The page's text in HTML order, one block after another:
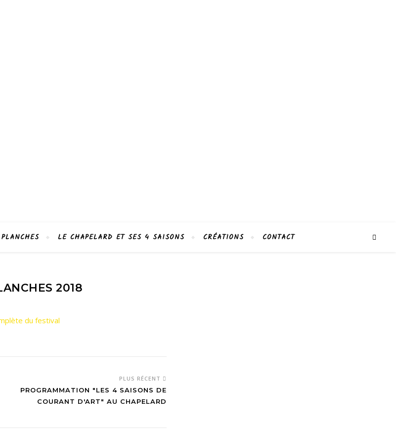
LE CHAPELARD ET SES 4 SAISONS CRÉATIONS CONTACT
2018
du festival
PLUS RÉCENT
PROGRAMMATION "LES 4 SAISONS DE
COURANT D'ART" AU CHAPELARD